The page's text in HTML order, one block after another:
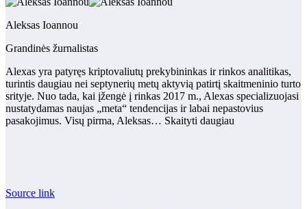
Aleksas Ioannou
Grandinės žurnalistas
Alexas yra patyręs kriptovaliutų prekybininkas ir rinkos analitikas,
turintis daugiau nei septynerių metų aktyvią patirtį skaitmeninio turto
srityje. Nuo tada, kai įžengė į rinkas 2017 m., Alexas specializuojasi
nustatydamas naujas „meta“ tendencijas ir labai nepastovius
pasakojimus. Visų pirma, Aleksas… Skaityti daugiau
Source link